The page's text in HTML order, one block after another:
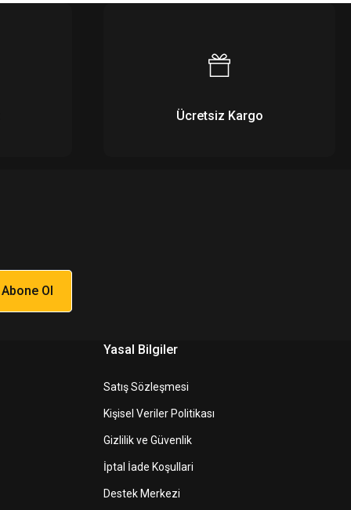
Ücretsiz Kargo
Abone Ol
Yasal Bilgiler
Satış Sözleşmesi
Kişisel Veriler Politikası
Gizlilik ve Güvenlik
İptal İade Koşullari
Destek Merkezi